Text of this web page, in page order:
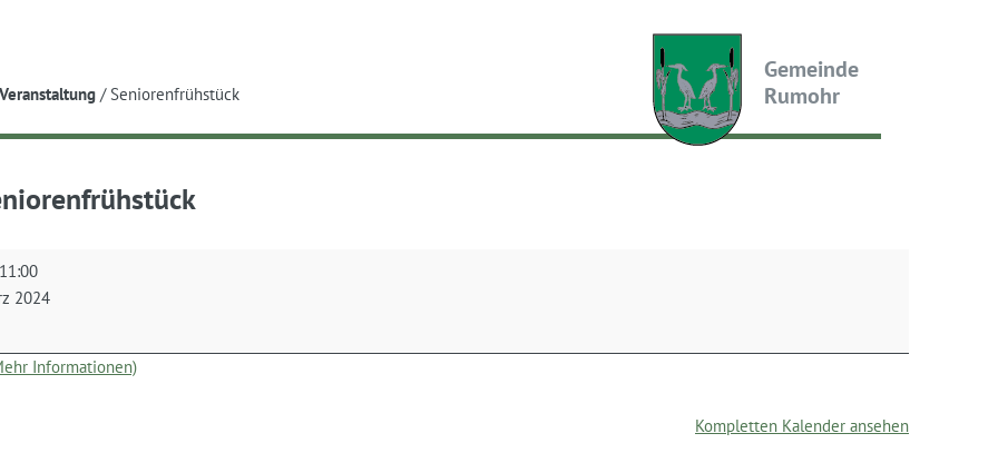
Veranstaltung / Seniorenfrühstück
Gemeinde
Rumohr
11:00
2024
Informationen)
Kompletten Kalender ansehen